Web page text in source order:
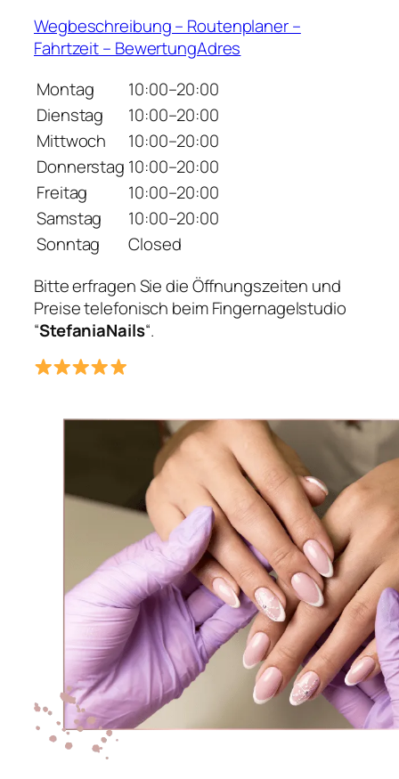
Wegbeschreibung – Routenplaner –
Fahrtzeit – BewertungAdres
Montag
10:00–20:00
Dienstag
10:00–20:00
Mittwoch
10:00–20:00
Donnerstag 10:00–20:00
Freitag
10:00–20:00
Samstag
10:00–20:00
Sonntag
Closed
Bitte erfragen Sie die Öffnungszeiten und
Preise telefonisch beim Fingernagelstudio
“StefaniaNails“.